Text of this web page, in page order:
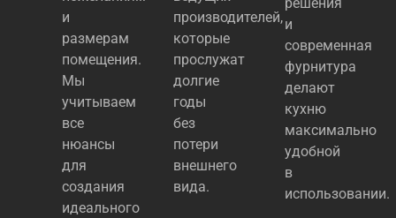
и
размерам
помещения.
Мы
учитываем
все
нюансы
для
создания
идеального
производителей,
которые
прослужат
долгие
годы
без
потери
внешнего
вида.
решения
и
современная
фурнитура
делают
кухню
максимально
удобной
в
использовании.